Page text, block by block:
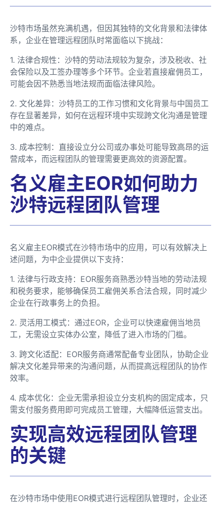
沙特市场虽然充满机遇，但因其独特的文化背景和法律体
系，企业在管理远程团队时常面临以下挑战：
1. 法律合规性：沙特的劳动法规较为复杂，涉及税收、社
会保险以及工签办理等多个环节。企业若直接雇佣员工，
可能会因不熟悉当地法规而面临法律风险。
2. 文化差异：沙特员工的工作习惯和文化背景与中国员工
存在显著差异，如何在远程环境中实现跨文化沟通是管理
中的难点。
3. 成本控制：直接设立分公司或办事处可能导致高昂的运
营成本，而远程团队的管理需要更高效的资源配置。
名义雇主EOR如何助力
沙特远程团队管理
名义雇主EOR模式在沙特市场中的应用，可以有效解决上
述问题，为中企业提供以下支持：
1. 法律与行政支持：EOR服务商熟悉沙特当地的劳动法规
和税务要求，能够确保员工雇佣关系合法合规，同时减少
企业在行政事务上的负担。
2. 灵活用工模式：通过EOR，企业可以快速雇佣当地员
工，无需设立实体办公室，降低了进入市场的门槛。
3. 跨文化适配：EOR服务商通常配备专业团队，协助企业
解决文化差异带来的沟通问题，从而提高远程团队的协作
效率。
4. 成本优化：企业无需承担设立分支机构的固定成本，只
需支付服务费用即可完成员工管理，大幅降低运营支出。
实现高效远程团队管理
的关键
在沙特市场中使用EOR模式进行远程团队管理时，企业还